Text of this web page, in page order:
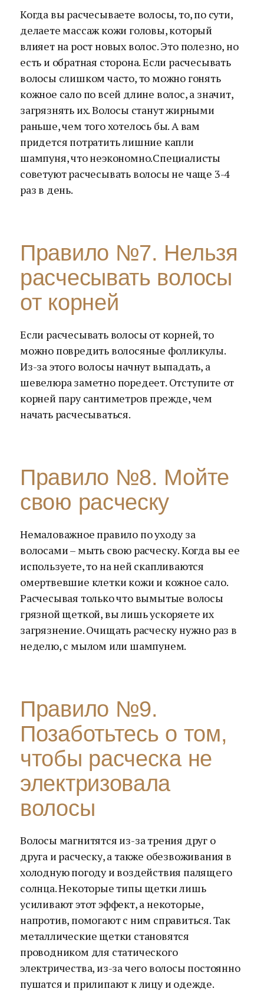
Когда вы расчесываете волосы, то, по сути,
делаете массаж кожи головы, который
влияет на рост новых волос. Это полезно, но
есть и обратная сторона. Если расчесывать
волосы слишком часто, то можно гонять
кожное сало по всей длине волос, а значит,
загрязнять их. Волосы станут жирными
раньше, чем того хотелось бы. А вам
придется потратить лишние капли
шампуня, что неэкономно.Специалисты
советуют расчесывать волосы не чаще 3-4
раз в день.
Правило №7. Нельзя
расчесывать волосы
от корней
Если расчесывать волосы от корней, то
можно повредить волосяные фолликулы.
Из-за этого волосы начнут выпадать, а
шевелюра заметно поредеет. Отступите от
корней пару сантиметров прежде, чем
начать расчесываться.
Правило №8. Мойте
свою расческу
Немаловажное правило по уходу за
волосами – мыть свою расческу. Когда вы ее
используете, то на ней скапливаются
омертвевшие клетки кожи и кожное сало.
Расчесывая только что вымытые волосы
грязной щеткой, вы лишь ускоряете их
загрязнение. Очищать расческу нужно раз в
неделю, с мылом или шампунем.
Правило №9.
Позаботьтесь о том,
чтобы расческа не
электризовала
волосы
Волосы магнитятся из-за трения друг о
друга и расческу, а также обезвоживания в
холодную погоду и воздействия палящего
солнца. Некоторые типы щетки лишь
усиливают этот эффект, а некоторые,
напротив, помогают с ним справиться. Так
металлические щетки становятся
проводником для статического
электричества, из-за чего волосы постоянно
пушатся и прилипают к лицу и одежде.